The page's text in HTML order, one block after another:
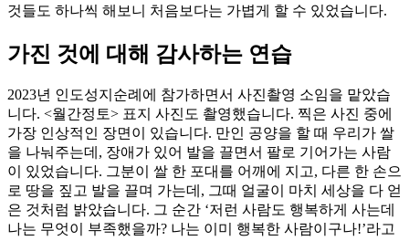
것들도 하나씩 해보니 처음보다는 가볍게 할 수 있었습니다.
가진 것에 대해 감사하는 연습
2023년 인도성지순례에 참가하면서 사진촬영 소임을 맡았습
니다. <월간정토> 표지 사진도 촬영했습니다. 찍은 사진 중에
가장 인상적인 장면이 있습니다. 만인 공양을 할 때 우리가 쌀
을 나눠주는데, 장애가 있어 발을 끌면서 팔로 기어가는 사람
이 있었습니다. 그분이 쌀 한 포대를 어깨에 지고, 다른 한 손으
로 땅을 짚고 발을 끌며 가는데, 그때 얼굴이 마치 세상을 다 얻
은 것처럼 밝았습니다. 그 순간 ‘저런 사람도 행복하게 사는데
나는 무엇이 부족했을까? 나는 이미 행복한 사람이구나!’라고